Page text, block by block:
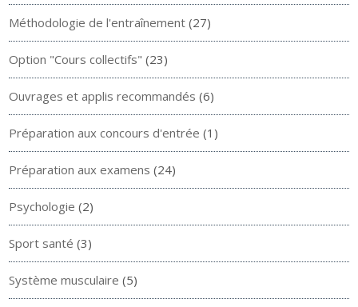
Méthodologie de l'entraînement (27)
Option "Cours collectifs" (23)
Ouvrages et applis recommandés (6)
Préparation aux concours d'entrée (1)
Préparation aux examens (24)
Psychologie (2)
Sport santé (3)
Système musculaire (5)